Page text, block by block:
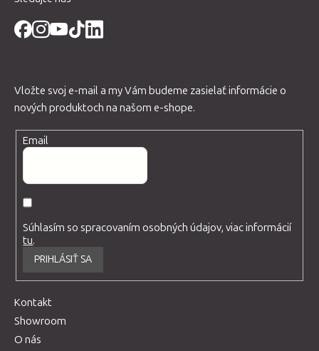
Vložte svoj e-mail a my Vám budeme zasielať informácie o
nových produktoch na našom e-shope.
Email
Súhlasím so spracovaním osobných údajov, viac informácií
tu.
PRIHLÁSIŤ SA
Kontakt
Showroom
O nás